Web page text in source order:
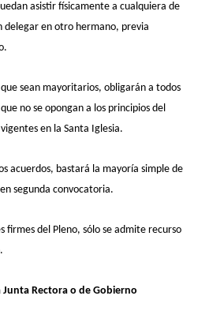
asistir físicamente a cualquiera de
delegar en otro hermano, previa
que sean mayoritarios, obligarán a todos
no se opongan a los principios del
en la Santa Iglesia.
acuerdos, bastará la mayoría simple de
segunda convocatoria.
firmes del Pleno, sólo se admite recurso
Junta Rectora o de Gobierno